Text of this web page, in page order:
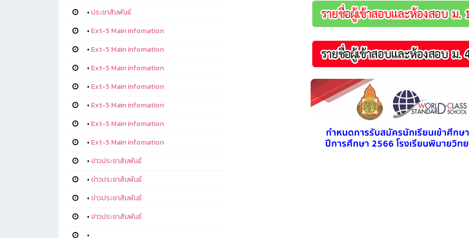
• ประชาสัมพันธ์
• Ext-5 Main infomation
• Ext-5 Main infomation
• Ext-5 Main infomation
• Ext-5 Main infomation
• Ext-5 Main infomation
• Ext-5 Main infomation
• Ext-5 Main infomation
• ข่าวประชาสัมพันธ์
• ข่าวประชาสัมพันธ์
• ข่าวประชาสัมพันธ์
• ข่าวประชาสัมพันธ์
•